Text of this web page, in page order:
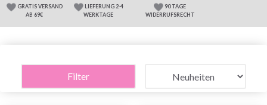
GRATIS VERSAND
AB 69€
LIEFERUNG 2-4
WERKTAGE
90 TAGE
WIDERRUFSRECHT
Filter